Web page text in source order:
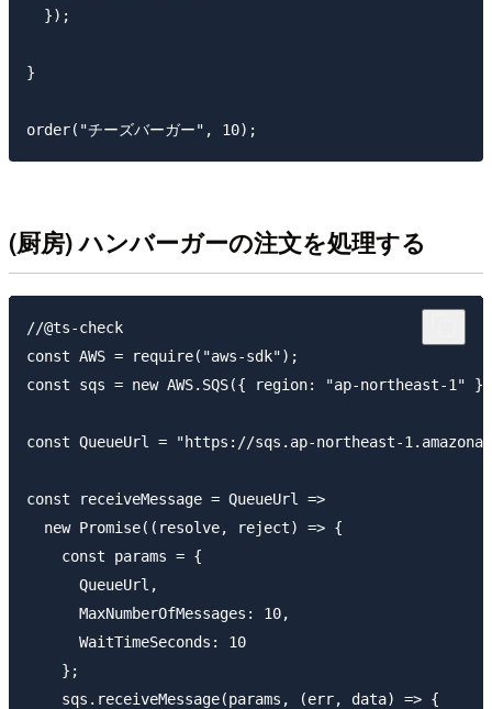
  });
}
(厨房) ハンバーガーの注文を処理する
//@ts-check
const AWS = require("aws-sdk");
const sqs = new AWS.SQS({ region: "ap-northeast-1"
const QueueUrl = "https://sqs.ap-northeast-
const receiveMessage = QueueUrl =>
  new Promise((resolve, reject) => {
    const params = {
      QueueUrl,
      MaxNumberOfMessages: 10,
      WaitTimeSeconds: 10
    };
    sqs.receiveMessage(params, (err, data) => {